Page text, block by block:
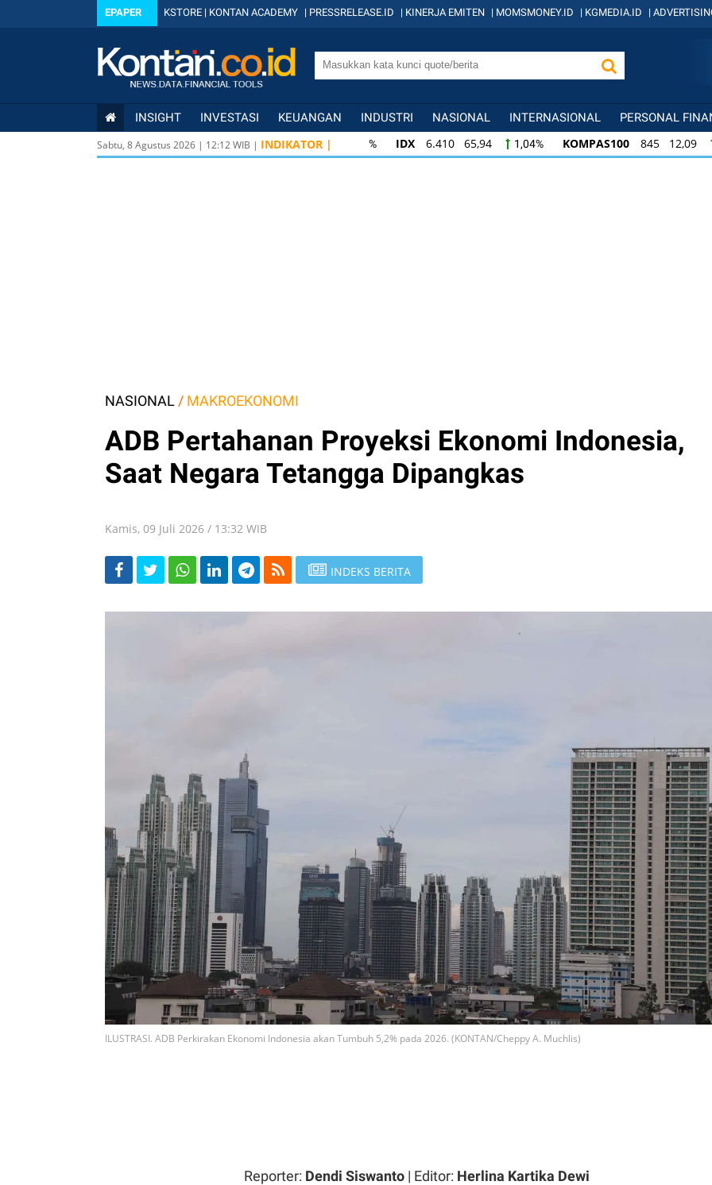
EPAPER KSTORE | KONTAN ACADEMY | PRESSRELEASE.ID | KINERJA EMITEN | MOMSMONEY.ID | KGMEDIA.ID |
INSIGHT INVESTASI KEUANGAN INDUSTRI NASIONAL INTERNASIONAL PERSONAL
Sabtu, 8 Agustus 2026 | 12:12WIB | INDIKATOR | 6.410 65,94 1,04% KOMPAS100 845 12,09
KOMPAS100 845 12,09 1,45% LQ45 640 9,44
NASIONAL / MAKROEKONOMI
ADB Pertahanan Proyeksi Ekonomi Indonesia,
Saat Negara Tetangga Dipangkas
Kamis, 09 Juli 2026 / 13:32 WIB
INDEKS BERITA
ILUSTRASI. ADB Perkirakan Ekonomi Indonesia akan Tumbuh 5,2% pada 2026. (KONTAN/Cheppy A. Muchlis)
Reporter: Dendi Siswanto | Editor: Herlina Kartika Dewi